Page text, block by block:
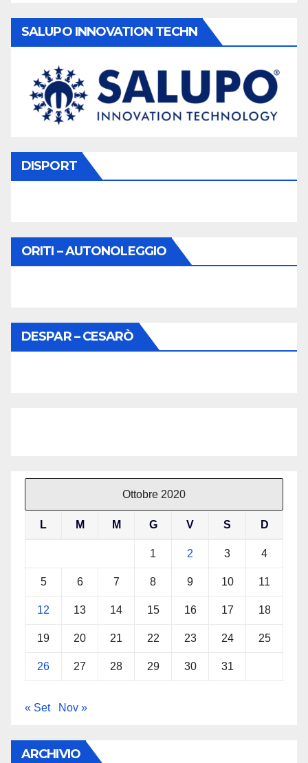
SALUPO INNOVATION TECHN
DISPORT
ORITI – AUTONOLEGGIO
DESPAR – CESARÒ
Ottobre 2020
L M M G V S D
1 2 3 4
5 6 7 8 9 10 11
12 13 14 15 16 17 18
19 20 21 22 23 24 25
26 27 28 29 30 31
« Set Nov »
ARCHIVIO